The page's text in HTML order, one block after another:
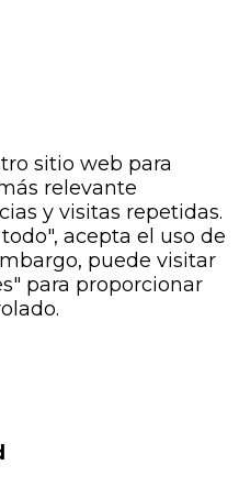
sitio web para
relevante
y visitas repetidas.
acepta el uso de
puede visitar
para proporcionar